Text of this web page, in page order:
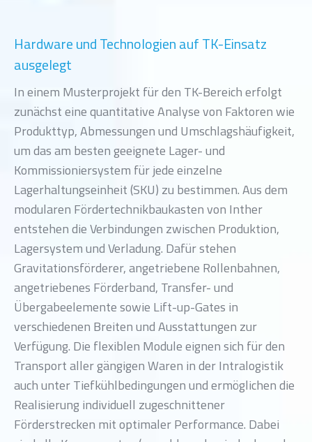
Hardware und Technologien auf TK-Einsatz
ausgelegt
In einem Musterprojekt für den TK-Bereich erfolgt
zunächst eine quantitative Analyse von Faktoren wie
Produkttyp, Abmessungen und Umschlagshäufigkeit,
um das am besten geeignete Lager- und
Kommissioniersystem für jede einzelne
Lagerhaltungseinheit (SKU) zu bestimmen. Aus dem
modularen Fördertechnikbaukasten von Inther
entstehen die Verbindungen zwischen Produktion,
Lagersystem und Verladung. Dafür stehen
Gravitationsförderer, angetriebene Rollenbahnen,
angetriebenes Förderband, Transfer- und
Übergabeelemente sowie Lift-up-Gates in
verschiedenen Breiten und Ausstattungen zur
Verfügung. Die flexiblen Module eignen sich für den
Transport aller gängigen Waren in der Intralogistik
auch unter Tiefkühlbedingungen und ermöglichen die
Realisierung individuell zugeschnittener
Förderstrecken mit optimaler Performance. Dabei